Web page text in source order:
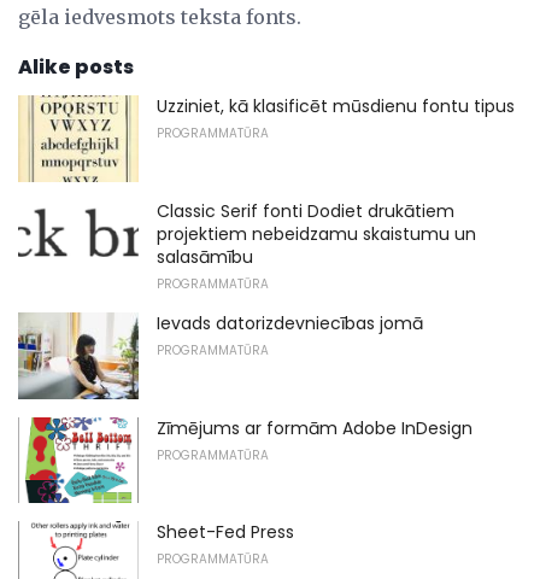
gēla iedvesmots teksta fonts.
Alike posts
Uzziniet, kā klasificēt mūsdienu fontu tipus
PROGRAMMATŪRA
Classic Serif fonti Dodiet drukātiem
projektiem nebeidzamu skaistumu un
salasāmību
PROGRAMMATŪRA
Ievads datorizdevniecības jomā
PROGRAMMATŪRA
Zīmējums ar formām Adobe InDesign
PROGRAMMATŪRA
Sheet-Fed Press
PROGRAMMATŪRA